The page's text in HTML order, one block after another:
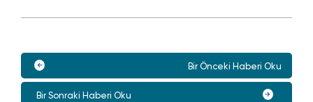
Bir Önceki Haberi Oku
Bir Sonraki Haberi Oku